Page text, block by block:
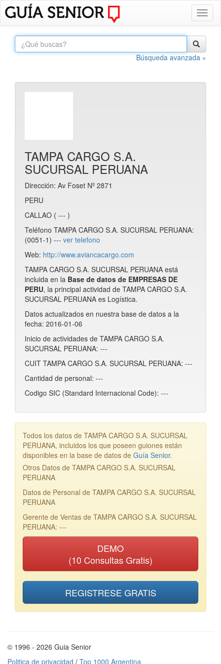
Búsqueda avanzada »
TAMPA CARGO S.A.
SUCURSAL PERUANA
Dirección: Av Foset Nº 2871
PERU
CALLAO ( --- )
Teléfono TAMPA CARGO S.A. SUCURSAL PERUANA:
(0051-1) --- ver telefono
Web: http://www.aviancacargo.com
TAMPA CARGO S.A. SUCURSAL PERUANA está
incluida en la Base de datos de EMPRESAS DE
PERU, la principal actividad de TAMPA CARGO S.A.
SUCURSAL PERUANA es Logística.
Datos actualizados en nuestra base de datos a la
fecha: 2016-01-06
Inicio de actividades de TAMPA CARGO S.A.
SUCURSAL PERUANA: ---
CUIT TAMPA CARGO S.A. SUCURSAL PERUANA: ---
Cantidad de personal: ---
Codigo SIC (Standard Internacional Code): ---
Todos los datos de TAMPA CARGO S.A. SUCURSAL
PERUANA, incluidos los que poseen guiones están
disponibles en la base de datos de Guía Senior.
Otros Datos de TAMPA CARGO S.A. SUCURSAL
PERUANA
Datos de Personal de TAMPA CARGO S.A. SUCURSAL
PERUANA
Gerente de Ventas de TAMPA CARGO S.A. SUCURSAL
PERUANA: ---
DEMO
(10 Consultas Gratis)
REGISTRESE GRATIS
© 1996 - 2026 Guia Senior
Politica de privacidad / Top 1000 Argentina